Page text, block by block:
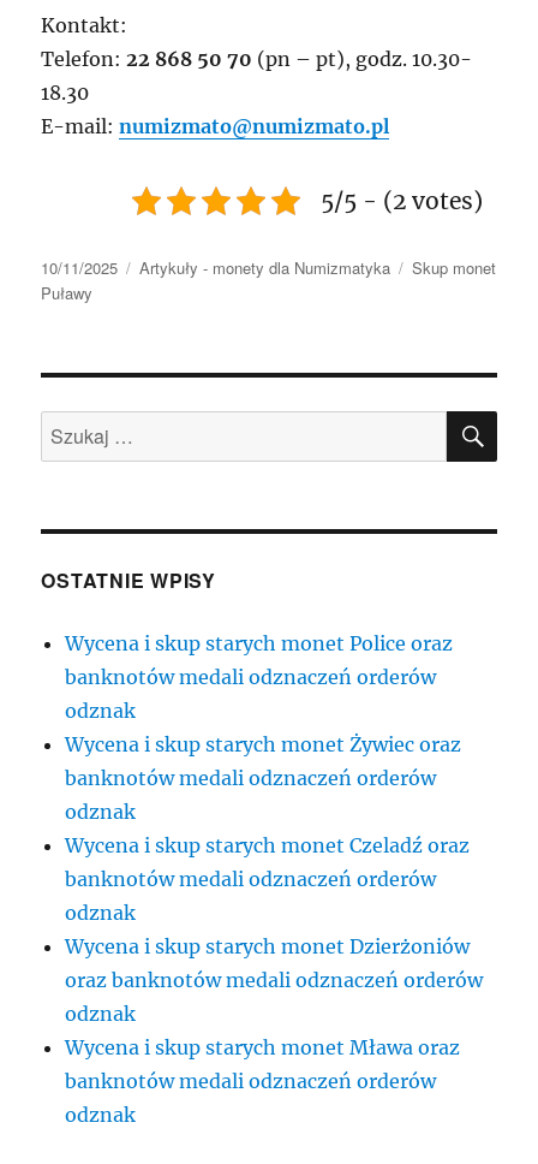
Kontakt:
Telefon: 22 868 50 70 (pn – pt), godz. 10.30-
18.30
E-mail:numizmato@numizmato.pl
5/5 - (2 votes)
Data
publikacji
10/11/2025 Kategorie
Artykuły - monety dla Numizmatyka Tagi
Skup monet
Puławy
Szukaj:
OSTATNIE WPISY
Wycena i skup starych monet Police oraz
banknotów medali odznaczeń orderów
odznak
Wycena i skup starych monet Żywiec oraz
banknotów medali odznaczeń orderów
odznak
Wycena i skup starych monet Czeladź oraz
banknotów medali odznaczeń orderów
odznak
Wycena i skup starych monet Dzierżoniów
oraz banknotów medali odznaczeń orderów
odznak
Wycena i skup starych monet Mława oraz
banknotów medali odznaczeń orderów
odznak